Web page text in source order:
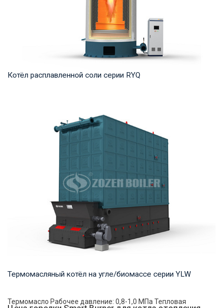
Котёл расплавленной соли серии RYQ
мощность продукта: 1,200-35,000 кВт Температ...
Термомасляный котёл на угле/биомассе серии YLW
Термомасло Рабочее давление: 0,8-1,0 МПа Тепловая